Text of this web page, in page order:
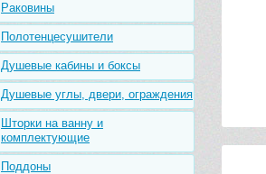
Раковины
Полотенцесушители
Душевые кабины и боксы
Душевые углы, двери, ограждения
Шторки на ванну и
комплектующие
Поддоны